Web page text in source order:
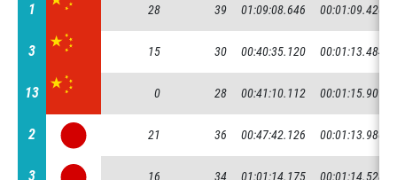
1 28 39 01:09:08.646 00:01:09.420
3 15 30 00:40:35.120 00:01:13.484
13 0 28 00:41:10.112 00:01:15.907
2 21 36 00:47:42.126 00:01:13.980
3 16 34 01:01:14.175 00:01:14.528
1
3
13
2
3